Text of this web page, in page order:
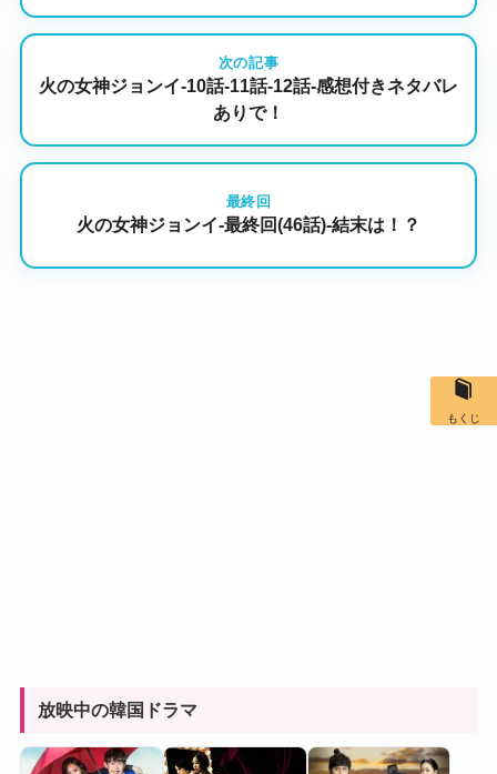
次の記事
火の女神ジョンイ-10話-11話-12話-感想付きネタバレ
ありで！
最終回
火の女神ジョンイ-最終回(46話)-結末は！？
放映中の韓国ドラマ
もくじ